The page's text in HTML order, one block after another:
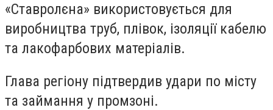
«Ставролєна» використовується для
виробництва труб, плівок, ізоляції кабелю
та лакофарбових матеріалів.
Глава регіону підтвердив удари по місту
та займання у промзоні.